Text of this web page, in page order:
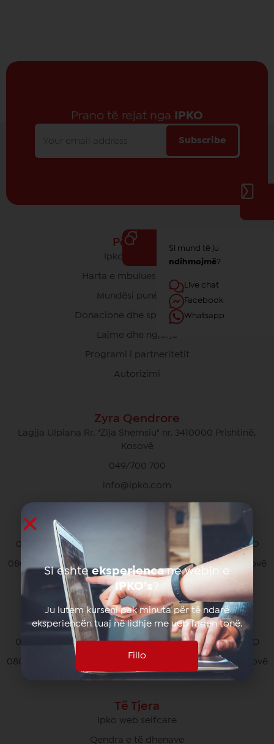
Prano të rejat nga IPKO
Subscribe
Për IPKO
Ipko - Rrethi yt
Harta e mbulueshmërisë
Mundësi punësimi
Donacione dhe sponsorime
Lajme dhe ngjarje
Programi i partneritetit
Autorizimi
Zyra Qendrore
Lagjja Ulpiana Rr. "Zija Shemsiu" nr. 3410000 Prishtinë,
Kosovë
049/700 700
info@ipko.com
Kujdesi Ndaj Klientëve Privat
049/700 700 pa pagesë për thirrjet brenda rrjetit IPKO
080070070 pa pagesë nga të gjithë operatorët në Kosovë
*770# për thirrjet nga roaming
Kujdesi Ndaj Klientëve të Biznesit
049/700 900 pa pagesë për thirrjet brenda rrjetit IPKO
080070000 pa pagesë nga të gjithë operatorët në Kosovë
Të Tjera
Ipko web selfcare
Qendra e të dhenave
Si mund të ju
ndihmojmë?
Live chat
Facebook
Whatsapp
Si eshteeksperiencane webin e
IPKO’s?
Ju lutem kurseni pak minuta për të ndarë
eksperiencën tuaj në lidhje me ueb faqen tonë.
Fillo